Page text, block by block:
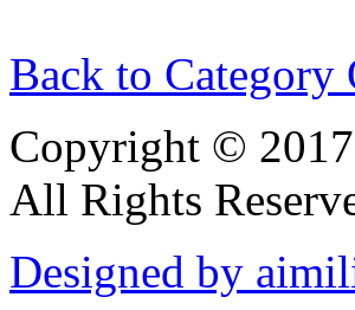
Back to Category
Copyright ©
All Rights
Designed by